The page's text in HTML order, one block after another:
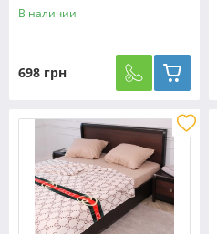
В наличии
698 грн